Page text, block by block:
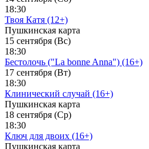
18:30
Твоя Катя (12+)
Пушкинская карта
15 сентября (Вс)
18:30
Бестолочь ("La bonne Anna") (16+)
17 сентября (Вт)
18:30
Клинический случай (16+)
Пушкинская карта
18 сентября (Ср)
18:30
Ключ для двоих (16+)
Пушкинская карта